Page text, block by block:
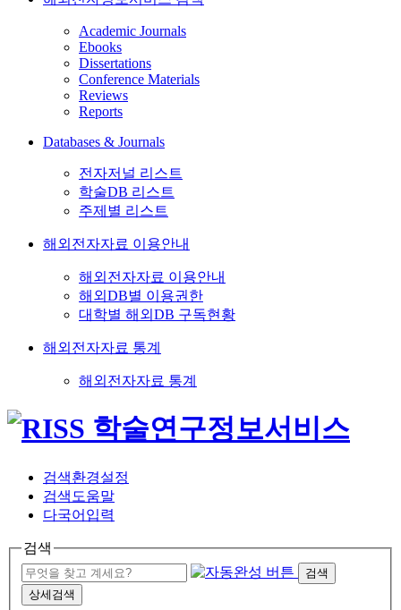
Academic Journals
Ebooks
Dissertations
Conference Materials
Reviews
Reports
Databases & Journals
전자저널 리스트
학술DB 리스트
주제별 리스트
해외전자자료 이용안내
해외전자자료 이용안내
해외DB별 이용권한
대학별 해외DB 구독현황
해외전자자료 통계
해외전자자료 통계
검색환경설정
검색도움말
다국어입력
검색
검색
상세검색